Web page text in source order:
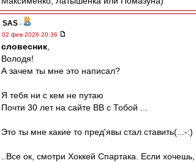
SAS -
02 фев 2026 20:36
словесник
Володя!
А зачем ты мне это написал?
Я тебя ни с кем не путаю
Почти 30 лет на сайте ВВ с Тобой ...
Это ты мне какие то пред'явы стал ставить(...-:)
..Все ок, смотри Хоккей Спартака. Если хочешь,